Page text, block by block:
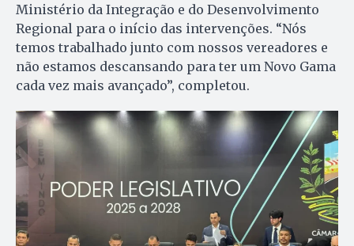
Ministério da Integração e do Desenvolvimento
Regional para o início das intervenções. “Nós
temos trabalhado junto com nossos vereadores e
não estamos descansando para ter um Novo Gama
cada vez mais avançado”, completou.